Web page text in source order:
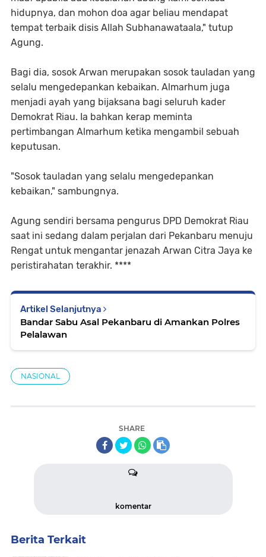
hidupnya, dan mohon doa agar beliau mendapat
tempat terbaik disis Allah Subhanawataala," tutup
Agung.
Bagi dia, sosok Arwan merupakan sosok tauladan yang
selalu mengedepankan kebaikan. Almarhum juga
menjadi ayah yang bijaksana bagi seluruh kader
Demokrat Riau. Ia bahkan kerap meminta
pertimbangan Almarhum ketika mengambil sebuah
keputusan.
"Sosok tauladan yang selalu mengedepankan
kebaikan," sambungnya.
Agung sendiri bersama pengurus DPD Demokrat Riau
saat ini sedang dalam perjalan dari Pekanbaru menuju
Rengat untuk mengantar jenazah Arwan Citra Jaya ke
peristirahatan terakhir. ****
Artikel Selanjutnya
Bandar Sabu Asal Pekanbaru di Amankan Polres
Pelalawan
NASIONAL
SHARE
komentar
Berita Terkait